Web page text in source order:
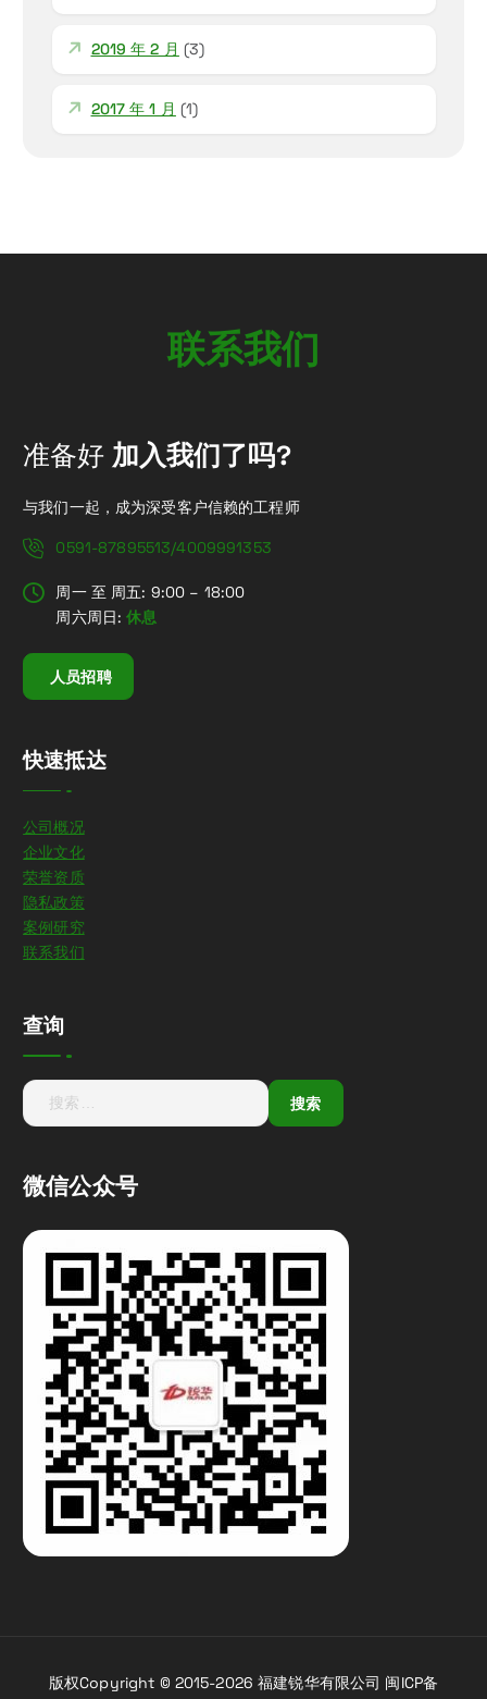
2019 年 2 月 (3)
2017 年 1 月 (1)
联系我们
准备好 加入我们了吗?
与我们一起，成为深受客户信赖的工程师
0591-87895513/4009991353
周一 至 周五: 9:00 – 18:00
周六周日:休息
人员招聘
快速抵达
公司概况
企业文化
荣誉资质
隐私政策
案例研究
联系我们
查询
微信公众号
版权Copyright © 2015-2026 福建锐华有限公司 闽ICP备